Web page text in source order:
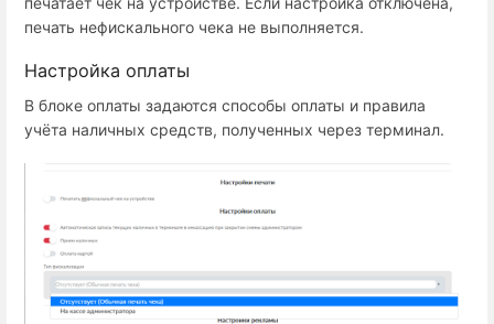
печать нефискального чека не выполняется.
Настройка оплаты
В блоке оплаты задаются способы оплаты и правила
учёта наличных средств, полученных через терминал.